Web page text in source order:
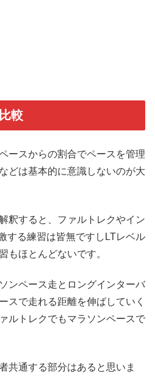
較
ースからの割合でペースを管理
どは基本的に意識しないのが大
釈すると、ファルトレクやイン
する練習は皆無ですしLTレベル
もほとんどないです。
ンペース走とロングインターバ
スで走れる距離を伸ばしていく
ルトレクでもマラソンペースで
共通する部分はあると思いま